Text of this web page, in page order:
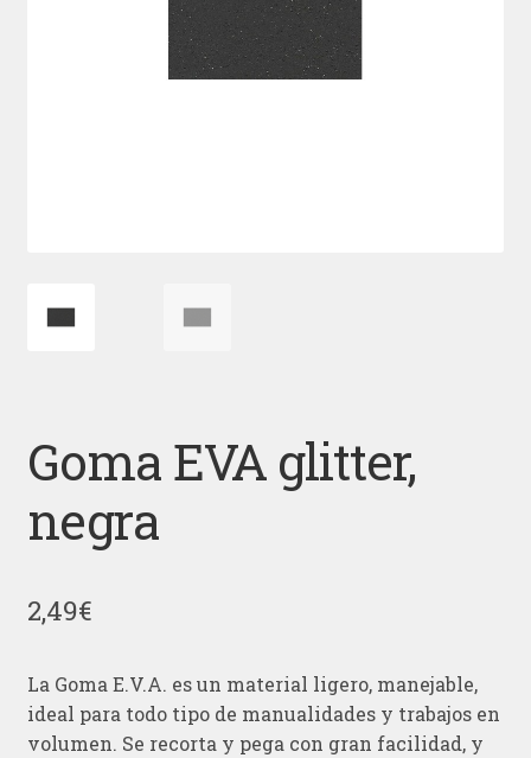
Goma EVA glitter,
negra
2,49€
La Goma E.V.A. es un material ligero, manejable,
ideal para todo tipo de manualidades y trabajos en
volumen. Se recorta y pega con gran facilidad, y